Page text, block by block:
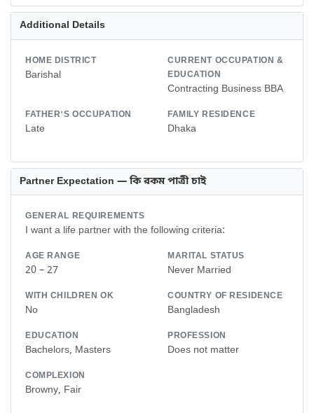
Additional Details
HOME DISTRICT
Barishal
CURRENT OCCUPATION &
EDUCATION
Contracting Business BBA
FATHER'S OCCUPATION
Late
FAMILY RESIDENCE
Dhaka
Partner Expectation — কি রকম পাত্রী চাই
GENERAL REQUIREMENTS
I want a life partner with the following criteria:
AGE RANGE
20 – 27
MARITAL STATUS
Never Married
WITH CHILDREN OK
No
COUNTRY OF RESIDENCE
Bangladesh
EDUCATION
Bachelors, Masters
PROFESSION
Does not matter
COMPLEXION
Browny, Fair